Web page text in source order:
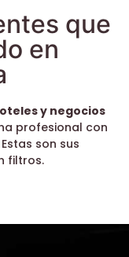
que
en
y negocios
profesional con
son sus
filtros.